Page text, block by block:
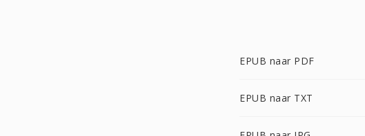
EPUB naar PDF
EPUB naar TXT